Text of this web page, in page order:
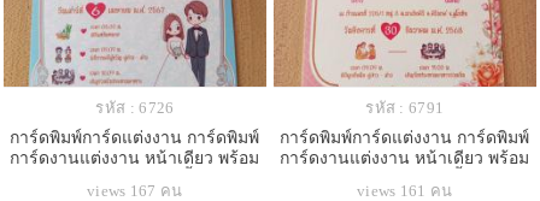
รหัส : 6726
การ์ดพิมพ์การ์ดแต่งงาน การ์ดพิมพ์
การ์ดงานแต่งงาน หน้าเดียว พร้อม
views 167 คน
รหัส : 6791
การ์ดพิมพ์การ์ดแต่งงาน การ์ดพิมพ์
การ์ดงานแต่งงาน หน้าเดียว พร้อม
views 161 คน